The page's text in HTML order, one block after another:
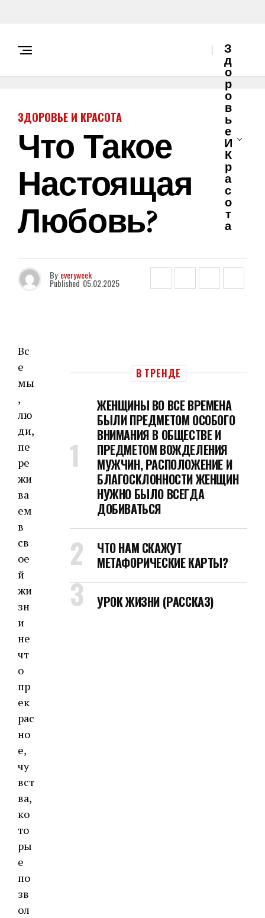
З
Д
О
Р
О
В
Ь
Е
И
К
Р
А
С
О
Т
А
ЗДОРОВЬЕ И КРАСОТА
Что Такое
Настоящая
Любовь?
By everyweek
Published 05.02.2025
Вс
е
мы
,
лю
ди,
пе
ре
жи
ва
ем
в
св
ое
й
жи
зн
и
не
чт
о
пр
ек
рас
но
е,
чу
вст
ва,
ко
то
ры
е
по
зв
ол
В ТРЕНДЕ
ЖЕНЩИНЫ ВО ВСЕ ВРЕМЕНА
БЫЛИ ПРЕДМЕТОМ ОСОБОГО
ВНИМАНИЯ В ОБЩЕСТВЕ И
ПРЕДМЕТОМ ВОЖДЕЛЕНИЯ
МУЖЧИН, РАСПОЛОЖЕНИЕ И
БЛАГОСКЛОННОСТИ ЖЕНЩИН
НУЖНО БЫЛО ВСЕГДА
ДОБИВАТЬСЯ
ЧТО НАМ СКАЖУТ
МЕТАФОРИЧЕСКИЕ КАРТЫ?
УРОК ЖИЗНИ (РАССКАЗ)